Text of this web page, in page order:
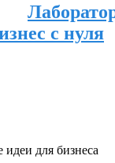
с нуля
для бизнеса